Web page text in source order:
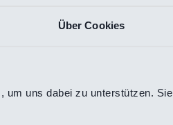
Über Cookies
um uns dabei zu unterstützen. Sie